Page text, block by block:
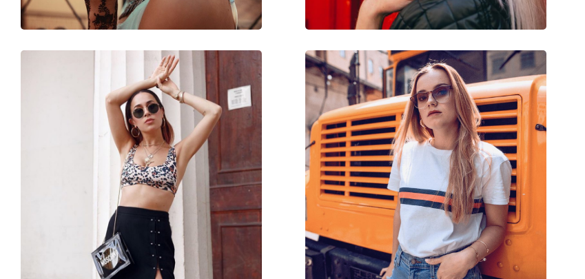
Accesorii
Suport:
Da
Lavetă pentru curățat:
Da
Unisex
Ochelari de soare
Esprit
Modă
ET40020 584 52